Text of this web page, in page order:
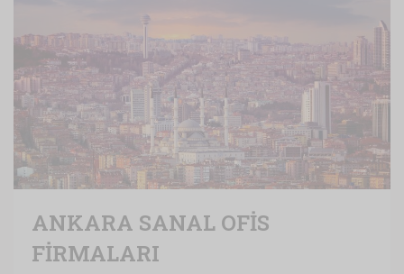
ANKARA SANAL OFİS
FİRMALARI